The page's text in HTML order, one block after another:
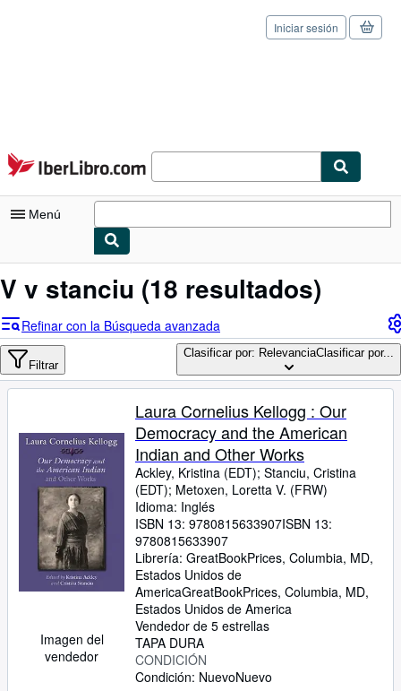
Pasar al contenido principal
IberLibro.com
Iniciar sesión
Menú
Mi cuenta
Cerrar sesión
Búsqueda avanzada
Libros antiguos
Arte y coleccionismo
Vendedores
Comenzar a vender
Ayuda
CERRAR
V v stanciu (18 resultados)
Refinar con la Búsqueda avanzada
Filtrar
Clasificar por: RelevanciaClasificar por...
Imagen del
vendedor
Laura Cornelius Kellogg : Our
Democracy and the American
Indian and Other Works
Ackley, Kristina (EDT); Stanciu, Cristina
(EDT); Metoxen, Loretta V. (FRW)
Idioma: Inglés
ISBN 13: 9780815633907ISBN 13:
9780815633907
Librería: GreatBookPrices, Columbia, MD,
Estados Unidos de
AmericaGreatBookPrices, Columbia, MD,
Estados Unidos de America
Vendedor de 5 estrellas
TAPA DURA
CONDICIÓN
Condición: NuevoNuevo